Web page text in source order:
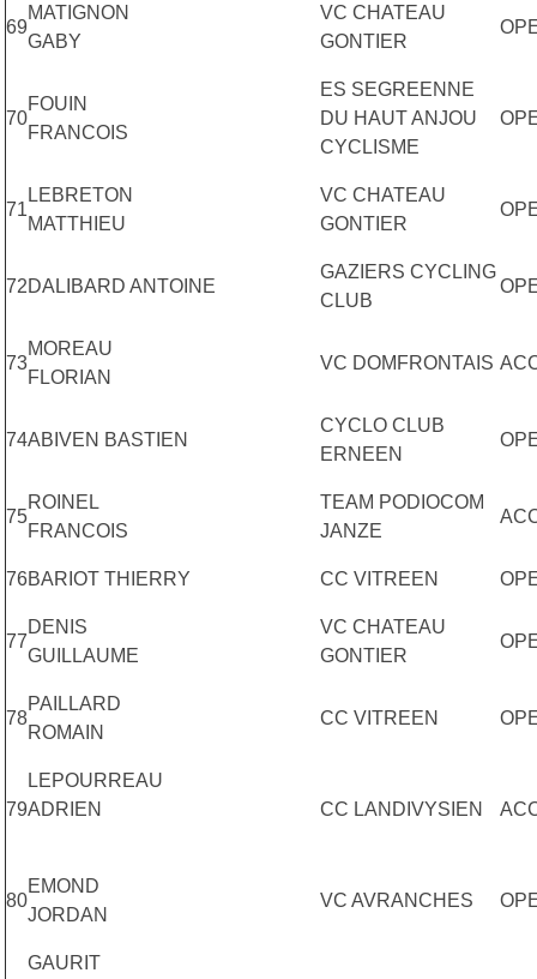
69
MATIGNON
GABY
VC CHATEAU
GONTIER
70
FOUIN
FRANCOIS
ES SEGREENNE
DU HAUT ANJOU
CYCLISME
71
LEBRETON
MATTHIEU
VC CHATEAU
GONTIER
72DALIBARD ANTOINE
GAZIERS CYCLING
CLUB
73
MOREAU
FLORIAN
VC DOMFRONTAIS
74ABIVEN BASTIEN
CYCLO CLUB
ERNEEN
75
ROINEL
FRANCOIS
TEAM PODIOCOM
JANZE
76BARIOT THIERRY CC VITREEN
77
DENIS
GUILLAUME
VC CHATEAU
GONTIER
78
PAILLARD
ROMAIN
CC VITREEN
79
LEPOURREAU
ADRIEN
CC LANDIVYSIEN
80
EMOND
JORDAN
VC AVRANCHES
GAURIT